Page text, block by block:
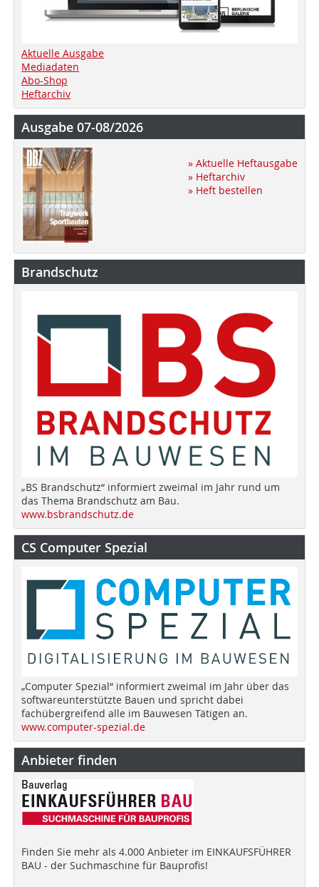
Aktuelle Ausgabe
Mediadaten
Abo-Shop
Heftarchiv
Ausgabe 07-08/2026
» Aktuelle Heftausgabe
» Heftarchiv
» Heft bestellen
Brandschutz
„BS Brandschutz“ informiert zweimal im Jahr rund um
das Thema Brandschutz am Bau.
www.bsbrandschutz.de
CS Computer Spezial
„Computer Spezial“ informiert zweimal im Jahr über das
softwareunterstützte Bauen und spricht dabei
fachübergreifend alle im Bauwesen Tätigen an.
www.computer-spezial.de
Anbieter finden
Finden Sie mehr als 4.000 Anbieter im EINKAUFSFÜHRER
BAU - der Suchmaschine für Bauprofis!